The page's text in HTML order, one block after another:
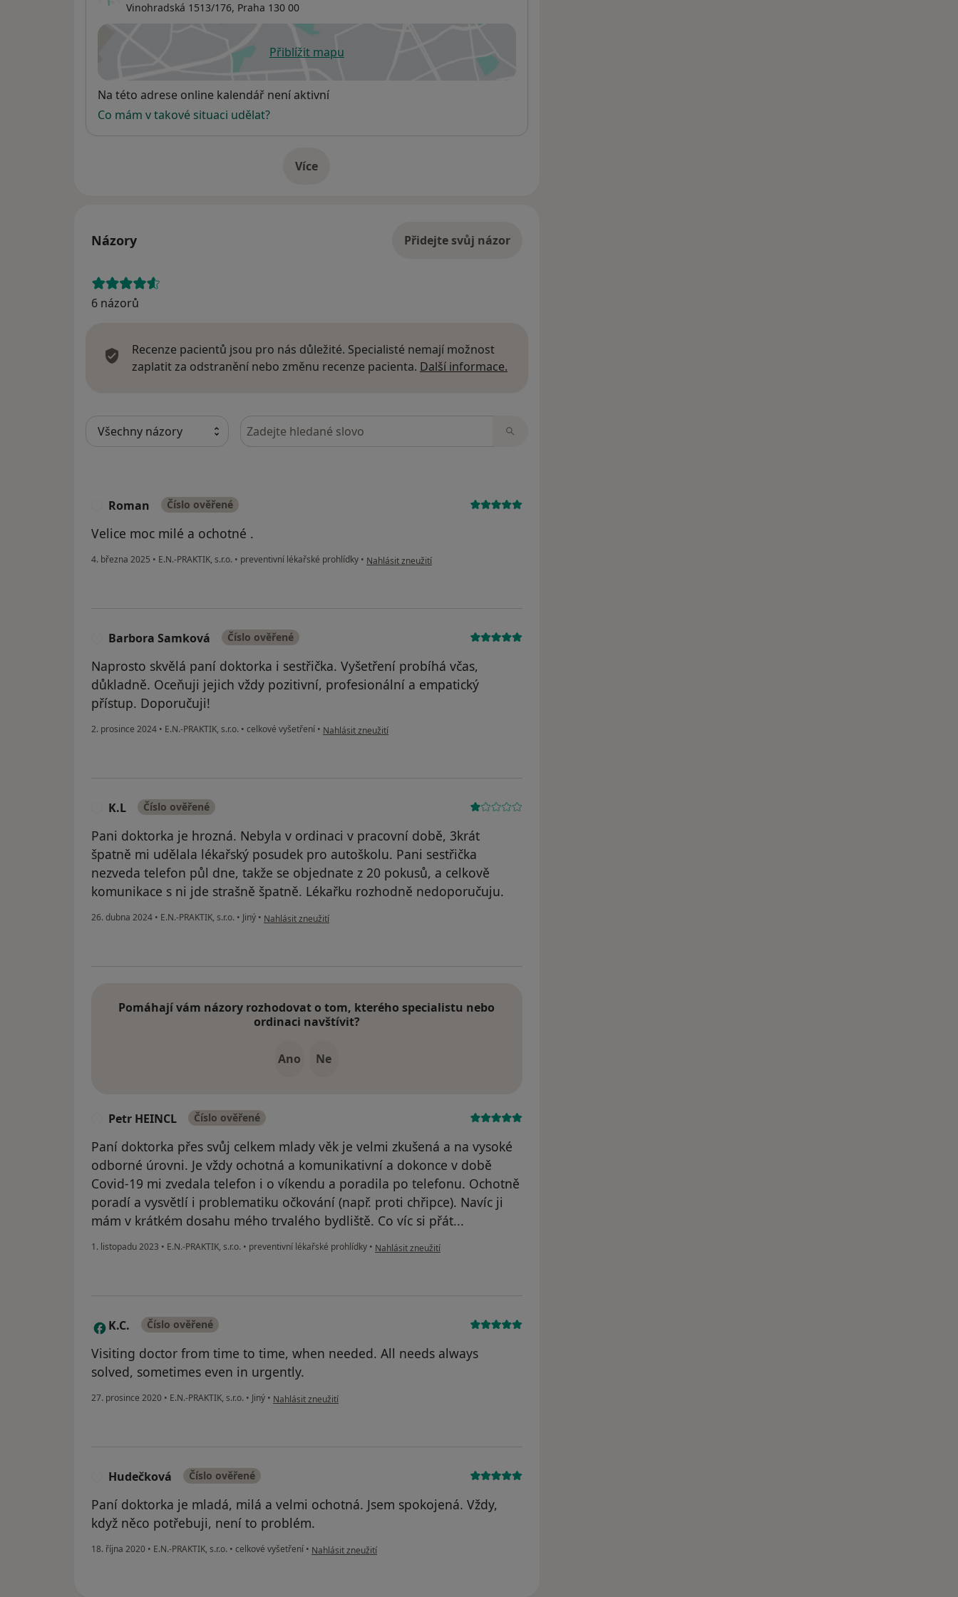
Vinohradská 1513/176, Praha 130 00
Přiblížit mapuse otevře v nové záložce
Dostupnost
Na této adrese online kalendář není aktivní
Co mám v takové situaci udělat?
Víceo adrese
Názory Přidejte svůj názor
6 názorů
Recenze pacientů jsou pro nás důležité. Specialisté nemají možnost
zaplatit za odstranění nebo změnu recenze pacienta. Další informace.
Hledejte v názorech
Roman Číslo ověřené
Velice moc milé a ochotné .
4. března 2025 • E.N.-PRAKTIK, s.r.o. • preventivní lékařské prohlídky • podle názoru uživatele Roman
Nahlásit zneužití
Barbora Samková Číslo ověřené
Naprosto skvělá paní doktorka i sestřička. Vyšetření probíhá včas,
důkladně. Oceňuji jejich vždy pozitivní, profesionální a empatický
přístup. Doporučuji!
2. prosince 2024 • E.N.-PRAKTIK, s.r.o. • celkové vyšetření • podle názoru uživatele Barbora Samková
Nahlásit zneužití
K.L Číslo ověřené
Pani doktorka je hrozná. Nebyla v ordinaci v pracovní době, 3krát
špatně mi udělala lékařský posudek pro autoškolu. Pani sestřička
nezveda telefon půl dne, takže se objednate z 20 pokusů, a celkově
komunikace s ni jde strašně špatně. Lékařku rozhodně nedoporučuju.
26. dubna 2024 • E.N.-PRAKTIK, s.r.o. • Jiný • podle názoru uživatele K.L
Nahlásit zneužití
Pomáhají vám názory rozhodovat o tom, kterého specialistu nebo
ordinaci navštívit?
Ano Ne
Petr HEINCL Číslo ověřené
Paní doktorka přes svůj celkem mlady věk je velmi zkušená a na vysoké
odborné úrovni. Je vždy ochotná a komunikativní a dokonce v době
Covid-19 mi zvedala telefon i o víkendu a poradila po telefonu. Ochotně
poradí a vysvětlí i problematiku očkování (např. proti chřipce). Navíc ji
mám v krátkém dosahu mého trvalého bydliště. Co víc si přát...
1. listopadu 2023 • E.N.-PRAKTIK, s.r.o. • preventivní lékařské prohlídky • podle názoru uživatele Petr HEINCL
Nahlásit zneužití
K K.C. Číslo ověřené
Visiting doctor from time to time, when needed. All needs always
solved, sometimes even in urgently.
27. prosince 2020 • E.N.-PRAKTIK, s.r.o. • Jiný • podle názoru uživatele K.C.
Nahlásit zneužití
Hudečková Číslo ověřené
Paní doktorka je mladá, milá a velmi ochotná. Jsem spokojená. Vždy,
když něco potřebuji, není to problém.
18. října 2020 • E.N.-PRAKTIK, s.r.o. • celkové vyšetření • podle názoru uživatele Hudečková
Nahlásit zneužití